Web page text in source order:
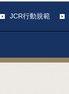
JCR行動規範